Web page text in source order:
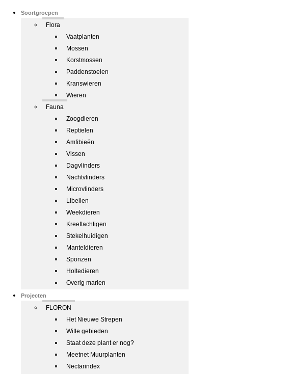
Soortgroepen
Flora
Vaatplanten
Mossen
Korstmossen
Paddenstoelen
Kranswieren
Wieren
Fauna
Zoogdieren
Reptielen
Amfibieën
Vissen
Dagvlinders
Nachtvlinders
Microvlinders
Libellen
Weekdieren
Kreeftachtigen
Stekelhuidigen
Manteldieren
Sponzen
Holtedieren
Overig marien
Projecten
FLORON
Het Nieuwe Strepen
Witte gebieden
Staat deze plant er nog?
Meetnet Muurplanten
Nectarindex